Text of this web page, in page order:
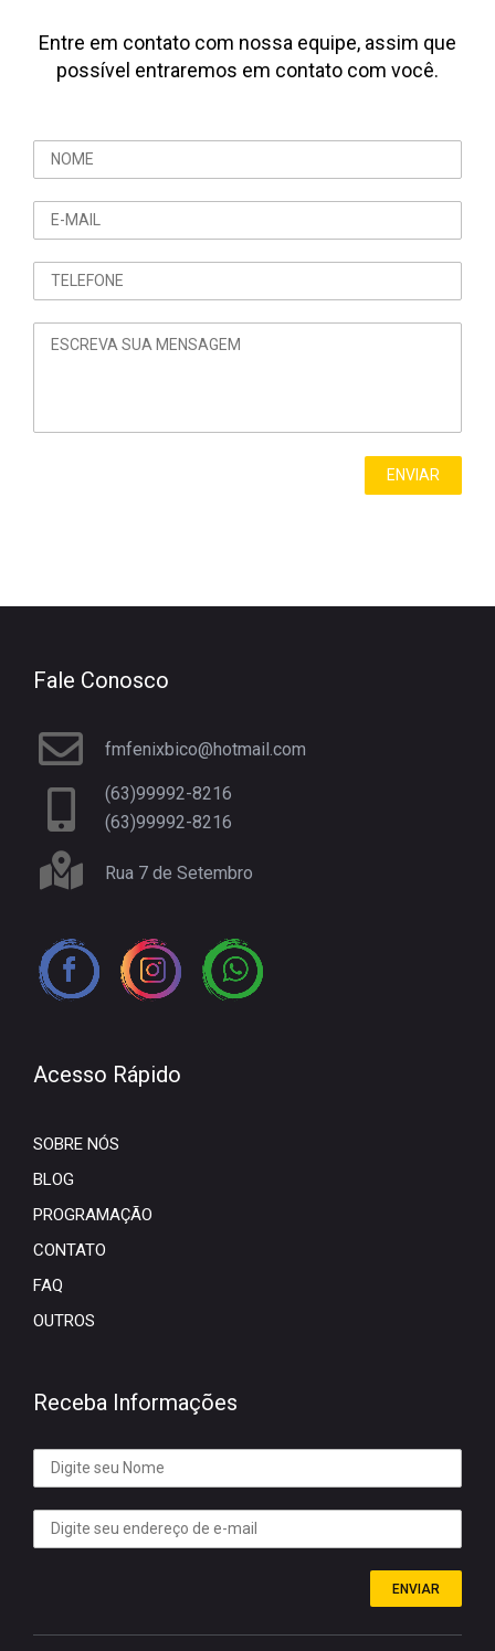
Entre em contato com nossa equipe, assim que
possível entraremos em contato com você.
Fale Conosco
fmfenixbico@hotmail.com
(63)99992-8216
(63)99992-8216
Rua 7 de Setembro
Acesso Rápido
SOBRE NÓS
BLOG
PROGRAMAÇÃO
CONTATO
FAQ
OUTROS
Receba Informações
ENVIAR